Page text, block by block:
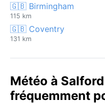
🇬🇧 Birmingham
115 km
🇬🇧 Coventry
131 km
Météo à
fréquemment